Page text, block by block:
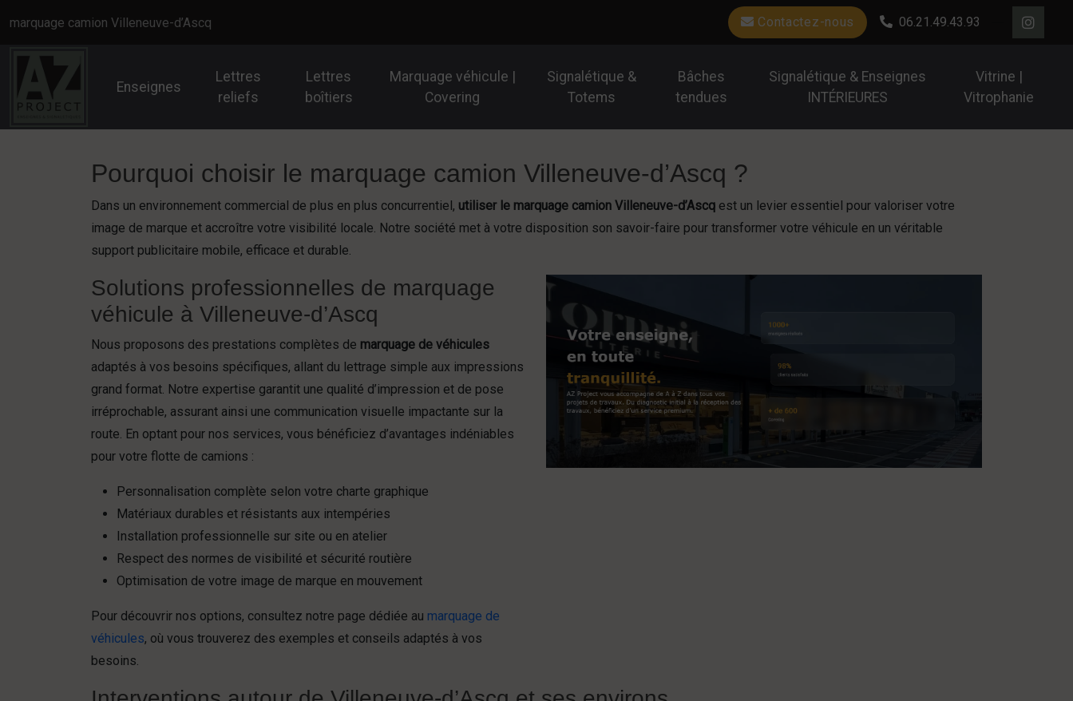
marquage camion Villeneuve-d’Ascq Contactez-nous 06.21.49.43.93
Enseignes
Lettres
reliefs
Lettres
boîtiers
Marquage véhicule |
Covering
Signalétique &
Totems
Bâches
tendues
Signalétique & Enseignes
INTÉRIEURES
Vitrine |
Vitrophanie
Pourquoi choisir le marquage camion Villeneuve-d’Ascq ?
Dans un environnement commercial de plus en plus concurrentiel, utiliser le marquage camion Villeneuve-d’Ascq est un levier essentiel pour valoriser votre
image de marque et accroître votre visibilité locale. Notre société met à votre disposition son savoir-faire pour transformer votre véhicule en un véritable
support publicitaire mobile, efficace et durable.
Solutions professionnelles de marquage
véhicule à Villeneuve-d’Ascq
Nous proposons des prestations complètes de marquage de véhicules
adaptés à vos besoins spécifiques, allant du lettrage simple aux impressions
grand format. Notre expertise garantit une qualité d’impression et de pose
irréprochable, assurant ainsi une communication visuelle impactante sur la
route. En optant pour nos services, vous bénéficiez d’avantages indéniables
pour votre flotte de camions :
Personnalisation complète selon votre charte graphique
Matériaux durables et résistants aux intempéries
Installation professionnelle sur site ou en atelier
Respect des normes de visibilité et sécurité routière
Optimisation de votre image de marque en mouvement
Pour découvrir nos options, consultez notre page dédiée au marquage de
véhicules, où vous trouverez des exemples et conseils adaptés à vos
besoins.